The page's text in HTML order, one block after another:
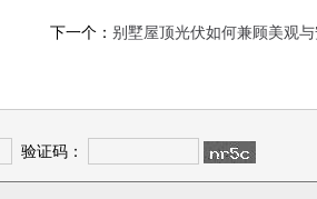
下一个：别墅屋顶光伏如何兼顾美观与安全？超级
验证码：